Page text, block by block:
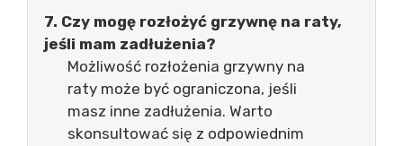
7. Czy mogę rozłożyć grzywnę na raty,
jeśli mam zadłużenia?
Możliwość rozłożenia grzywny na
raty może być ograniczona, jeśli
masz inne zadłużenia. Warto
skonsultować się z odpowiednim